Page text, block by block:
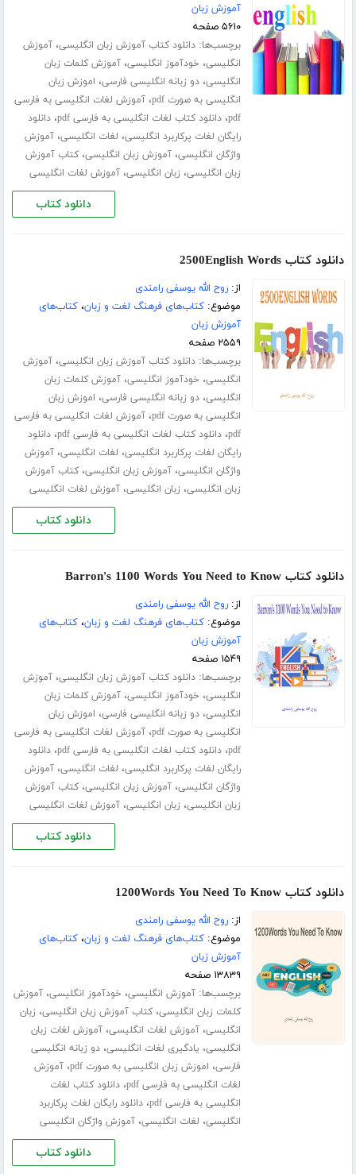
آموزش زبان
۵۶۱۰ صفحه
برچسب‌ها:دانلود کتاب آموزش زبان انگلیسی،آموزش
انگلیسی، خودآموز انگلیسی،آموزش کلمات زبان
انگلیسی،دو زبانه انگلیسی فارسی، اموزش زبان
انگلیسی به صورت pdf
،آموزش لغات انگلیسی به فارسی
pdf،دانلود کتاب لغات انگلیسی به فارسی pdf ،دانلود
رایگان لغات پرکاربرد انگلیسی، لغات انگلیسی،آموزش
واژگان انگلیسی،آموزش زبان انگلیسی،کتاب آموزش
زبان انگلیسی، زبان انگلیسی،آموزش لغات انگلیسی
دانلود کتاب
دانلود کتاب 2500English Words
از:روح الله یوسفی رامندی
موضوع:کتاب‌های فرهنگ لغت و زبان،کتاب‌های
آموزش زبان
۲۵۵۹ صفحه
برچسب‌ها:دانلود کتاب آموزش زبان انگلیسی،آموزش
انگلیسی، خودآموز انگلیسی،آموزش کلمات زبان
انگلیسی،دو زبانه انگلیسی فارسی، اموزش زبان
انگلیسی به صورت pdf
،آموزش لغات انگلیسی به فارسی
pdf،دانلود کتاب لغات انگلیسی به فارسی pdf ،دانلود
رایگان لغات پرکاربرد انگلیسی، لغات انگلیسی،آموزش
واژگان انگلیسی،آموزش زبان انگلیسی،کتاب آموزش
زبان انگلیسی، زبان انگلیسی،آموزش لغات انگلیسی
دانلود کتاب
دانلود کتاب Barron's 1100 Words You Need to Know
از:روح الله یوسفی رامندی
موضوع:کتاب‌های فرهنگ لغت و زبان،کتاب‌های
آموزش زبان
۱۵۴۹ صفحه
برچسب‌ها:دانلود کتاب آموزش زبان انگلیسی،آموزش
انگلیسی، خودآموز انگلیسی،آموزش کلمات زبان
انگلیسی،دو زبانه انگلیسی فارسی، اموزش زبان
انگلیسی به صورت pdf
،آموزش لغات انگلیسی به فارسی
pdf،دانلود کتاب لغات انگلیسی به فارسی pdf ،دانلود
رایگان لغات پرکاربرد انگلیسی، لغات انگلیسی،آموزش
واژگان انگلیسی،آموزش زبان انگلیسی،کتاب آموزش
زبان انگلیسی، زبان انگلیسی،آموزش لغات انگلیسی
دانلود کتاب
دانلود کتاب 1200Words You Need To Know
از:روح الله یوسفی رامندی
موضوع:کتاب‌های فرهنگ لغت و زبان،کتاب‌های
آموزش زبان
۱۳۸۳۹ صفحه
برچسب‌ها:آموزش انگلیسی، خودآموز انگلیسی،آموزش
کلمات زبان انگلیسی،کتاب آموزش زبان انگلیسی، زبان
انگلیسی،آموزش لغات انگلیسی،آموزش لغات زبان
انگلیسی، یادگیری لغات انگلیسی،دو زبانه انگلیسی
فارسی، اموزش زبان انگلیسی به صورت pdf ،آموزش
لغات انگلیسی به فارسی pdf
،دانلود کتاب لغات
انگلیسی به فارسی pdf
،دانلود رایگان لغات پرکاربرد
انگلیسی، لغات انگلیسی،آموزش واژگان انگلیسی
دانلود کتاب